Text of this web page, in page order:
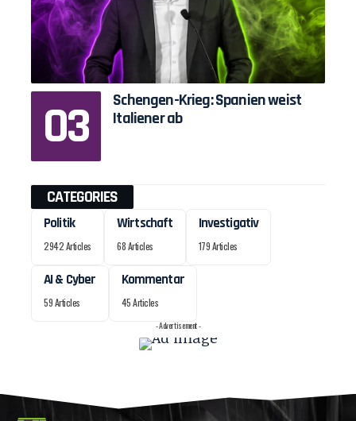
Schengen-Krieg: Spanien weist
Italiener ab
CATEGORIES
Politik
2942 Articles
Wirtschaft
68 Articles
Investigativ
179 Articles
AI & Cyber
59 Articles
Kommentar
45 Articles
- Advertisement -